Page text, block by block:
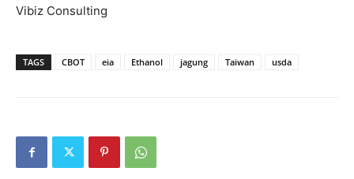
Vibiz Consulting
TAGS CBOT eia Ethanol jagung Taiwan usda